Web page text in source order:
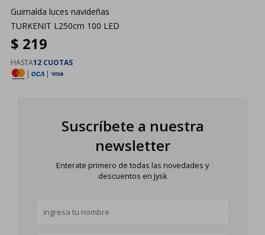
Guirnalda luces navideñas
TURKENIT L250cm 100 LED
$ 219
HASTA12 CUOTAS
|
|
Suscríbete a nuestra
newsletter
Enterate primero de todas las novedades y
descuentos en Jysk